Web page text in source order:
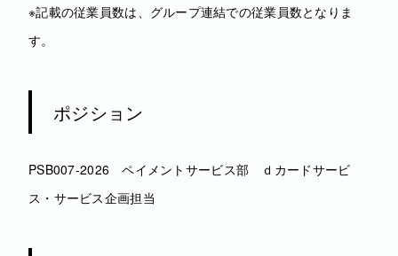
※記載の従業員数は、グループ連結での従業員数となりま
す。
ポジション
PSB007-2026 ペイメントサービス部 ｄカードサービ
ス・サービス企画担当